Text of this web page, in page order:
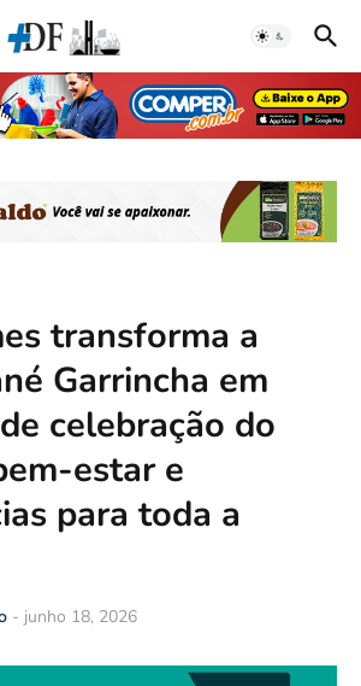
transforma a
Garrincha em
celebração do
estar e
para toda a
- junho 18, 2026